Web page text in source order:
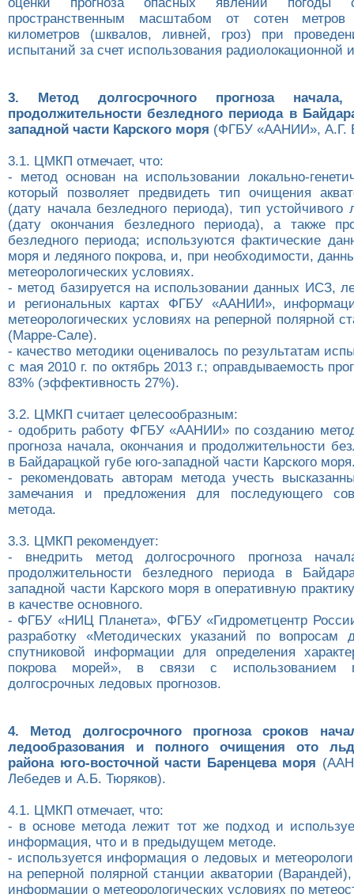
пространственным масштабом от сотен метров
километров (шквалов, ливней, гроз) при
испытаний за счет использования
3. Метод долгосрочного прогноза
продолжительности безледного периода в
западной части Карского моря (ФГБУ «ААНИИ», А.Г.
3.1. ЦМКП отмечает, что:
- метод основан на использовании локально-
который позволяет предвидеть тип очищения
(дату начала безледного периода), тип устойчивого
(дату окончания безледного периода), а также
безледного периода; используются фактические
моря и ледяного покрова, и, при необходимости,
метеорологических условиях.
- метод базируется на использовании данных ИСЗ,
и региональных картах ФГБУ «ААНИИ»,
метеорологических условиях на реперной полярной
(Марре-Сале).
- качество методики оценивалось по результатам
с мая 2010 г. по октябрь 2013 г.; оправдываемость
83% (эффективность 27%).
3.2. ЦМКП считает целесообразным:
- одобрить работу ФГБУ «ААНИИ» по созданию
прогноза начала, окончания и продолжительности
в Байдарацкой губе юго-западной части Карского
- рекомендовать авторам метода учесть
замечания и предложения для последующего
метода.
3.3. ЦМКП рекомендует:
- внедрить метод долгосрочного прогноза
продолжительности безледного периода в
западной части Карского моря в оперативную
в качестве основного.
- ФГБУ «НИЦ Планета», ФГБУ «Гидрометцентр
разработку «Методических указаний по вопросам
спутниковой информации для определения
покрова морей», в связи с использованием
долгосрочных ледовых прогнозов.
4. Метод долгосрочного прогноза сроков
ледообразования и полного очищения ото
района юго-восточной части Баренцева моря
Лебедев и А.Б. Тюряков).
4.1. ЦМКП отмечает, что:
- в основе метода лежит тот же подход и
информация, что и в предыдущем методе.
- используется информация о ледовых и
на реперной полярной станции акватории
информации о метеорологических условиях по